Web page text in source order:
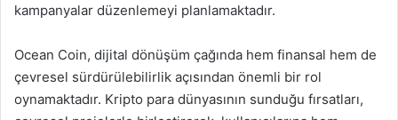
kampanyalar düzenlemeyi planlamaktadır.
Ocean Coin, dijital dönüşüm çağında hem finansal hem de
çevresel sürdürülebilirlik açısından önemli bir rol
oynamaktadır. Kripto para dünyasının sunduğu fırsatları,